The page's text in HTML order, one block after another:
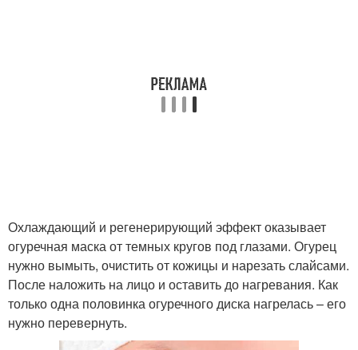
Охлаждающий и регенерирующий эффект оказывает
огуречная маска от темных кругов под глазами. Огурец
нужно вымыть, очистить от кожицы и нарезать слайсами.
После наложить на лицо и оставить до нагревания. Как
только одна половинка огуречного диска нагрелась – его
нужно перевернуть.